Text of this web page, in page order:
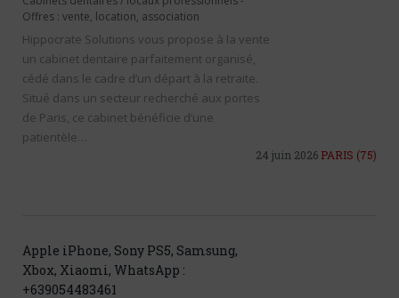
Offres : vente, location, association
Hippocrate Solutions vous propose à la vente
un cabinet dentaire parfaitement organisé,
cédé dans le cadre d’un départ à la retraite.
Situé dans un secteur recherché aux portes
de Paris, ce cabinet bénéficie d’une
patientèle…
24 juin 2026 PARIS (75)
Apple iPhone, Sony PS5, Samsung,
Xbox, Xiaomi, WhatsApp :
+639054483461